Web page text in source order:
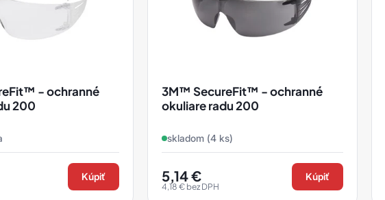
- ochranné
200
Kúpiť
3M™ SecureFit™ - ochranné
okuliare radu 200
skladom (4 ks)
5,14€
4,18€ bez DPH
Kúpiť